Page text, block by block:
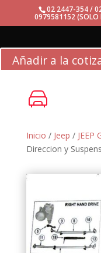
02 2447-354 /
0979581152 (SOLO
Añadir a la
Inicio / Jeep / JEEP
Direccion y